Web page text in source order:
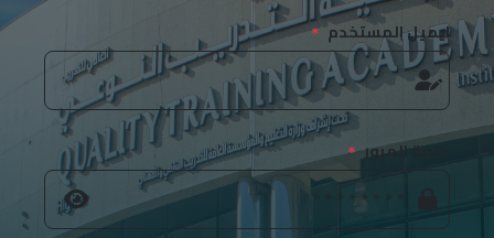
ايميل المستخدم
كلمة المرور